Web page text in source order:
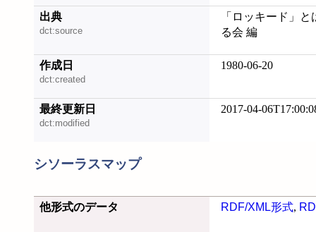
出典
dct:source
「ロッキード」
る会 編
作成日
dct:created
1980-06-20
最終更新日
dct:modified
2017-04-
シソーラスマップ
他形式のデータ RDF/XML形式,